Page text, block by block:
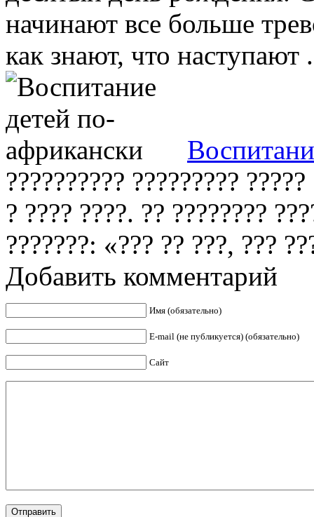
начинают все больше
как знают, что наступают
?????????? ?????????
? ???? ????. ?? ????????
???????: «??? ?? ???, ???
Добавить комментарий
Имя (обязательно)
E-mail (не публикуется) (обязательно)
Сайт